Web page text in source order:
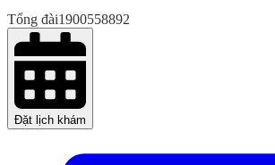
Tổng đài1900558892
Đặt lịch khám